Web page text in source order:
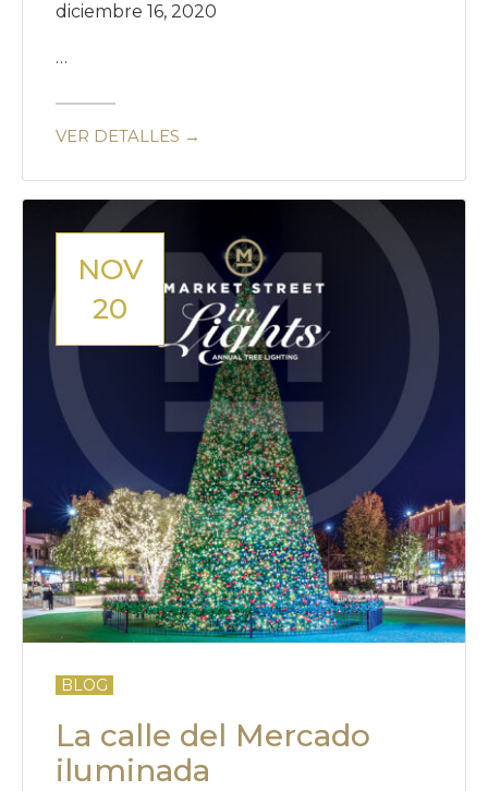
diciembre 16, 2020
…
VER DETALLES →
NOV
20
BLOG
La calle del Mercado
iluminada